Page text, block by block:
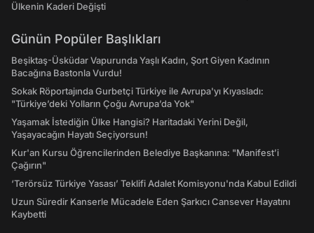
Ülkenin Kaderi Değişti
Günün Popüler Başlıkları
Beşiktaş-Üsküdar Vapurunda Yaşlı Kadın, Şort Giyen Kadının
Bacağına Bastonla Vurdu!
Sokak Röportajında Gurbetçi Türkiye ile Avrupa'yı Kıyasladı:
"Türkiye’deki Yolların Çoğu Avrupa’da Yok"
Yaşamak İstediğin Ülke Hangisi? Haritadaki Yerini Değil,
Yaşayacağın Hayatı Seçiyorsun!
Kur'an Kursu Öğrencilerinden Belediye Başkanına: "Manifest’i
Çağırın"
‘Terörsüz Türkiye Yasası’ Teklifi Adalet Komisyonu'nda Kabul Edildi
Uzun Süredir Kanserle Mücadele Eden Şarkıcı Cansever Hayatını
Kaybetti